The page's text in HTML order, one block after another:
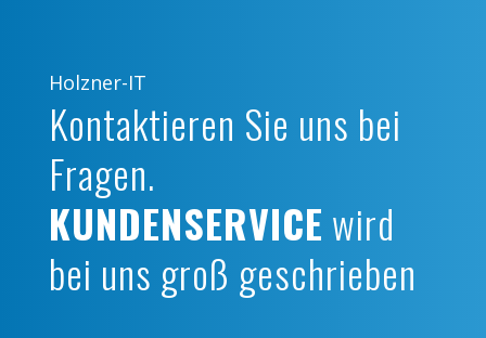
Holzner-IT
Kontaktieren Sie uns bei
Fragen.
KUNDENSERVICE wird
bei uns groß geschrieben